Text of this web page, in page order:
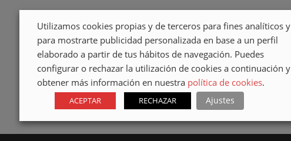
Utilizamos cookies propias y de terceros para fines analíticos y
para mostrarte publicidad personalizada en base a un perfil
elaborado a partir de tus hábitos de navegación. Puedes
configurar o rechazar la utilización de cookies a continuación y
obtener más información en nuestra política de cookies.
ACEPTAR RECHAZAR Ajustes